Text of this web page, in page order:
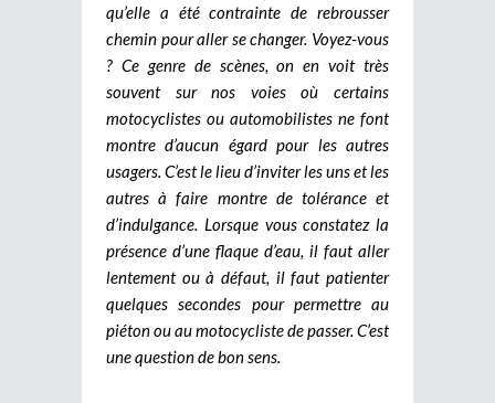
qu’elle a été contrainte de rebrousser
chemin pour aller se changer. Voyez-vous
? Ce genre de scènes, on en voit très
souvent sur nos voies où certains
motocyclistes ou automobilistes ne font
montre d’aucun égard pour les autres
usagers. C’est le lieu d’inviter les uns et les
autres à faire montre de tolérance et
d’indulgance. Lorsque vous constatez la
présence d’une flaque d’eau, il faut aller
lentement ou à défaut, il faut patienter
quelques secondes pour permettre au
piéton ou au motocycliste de passer. C’est
une question de bon sens.